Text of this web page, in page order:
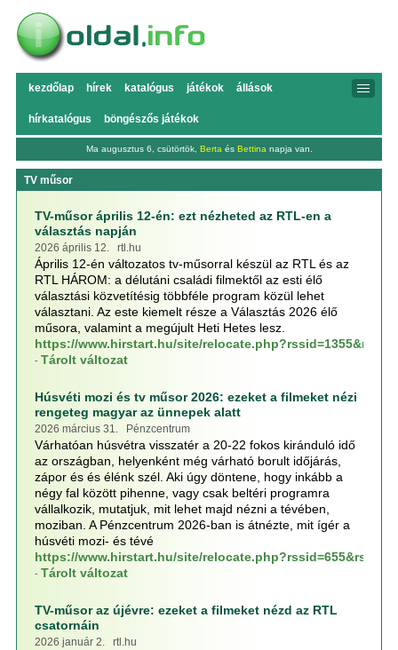
kezdőlap hírek katalógus játékok állások
hírkatalógus böngészős játékok
Ma augusztus 6, csütörtök, Berta és Bettina napja van.
TV műsor
TV-műsor április 12-én: ezt nézheted az RTL-en a
választás napján
2026 április 12. rtl.hu
Április 12-én változatos tv-műsorral készül az RTL és az
RTL HÁROM: a délutáni családi filmektől az esti élő
választási közvetítésig többféle program közül lehet
választani. Az este kiemelt része a Választás 2026 élő
műsora, valamint a megújult Heti Hetes lesz.
https://www.hirstart.hu/site/
- Tárolt változat
Húsvéti mozi és tv műsor 2026: ezeket a filmeket nézi
rengeteg magyar az ünnepek alatt
2026 március 31. Pénzcentrum
Várhatóan húsvétra visszatér a 20-22 fokos kiránduló idő
az országban, helyenként még várható borult időjárás,
zápor és és élénk szél. Aki úgy döntene, hogy inkább a
négy fal között pihenne, vagy csak beltéri programra
vállalkozik, mutatjuk, mit lehet majd nézni a tévében,
moziban. A Pénzcentrum 2026-ban is átnézte, mit ígér a
húsvéti mozi- és tévé
https://www.hirstart.hu/site/
- Tárolt változat
TV-műsor az újévre: ezeket a filmeket nézd az RTL
csatornáin
2026 január 2. rtl.hu